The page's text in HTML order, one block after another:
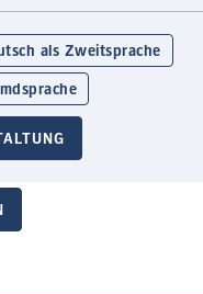
als Zweitsprache